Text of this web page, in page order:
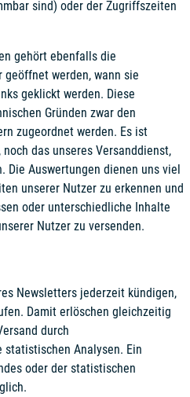
sind) oder der Zugriffszeiten
gehört ebenfalls die
werden, wann sie
geklickt werden. Diese
Gründen zwar den
zugeordnet werden. Es ist
das unseres Versanddienst,
Die Auswertungen dienen uns viel
unserer Nutzer zu erkennen und
oder unterschiedliche Inhalte
Nutzer zu versenden.
Newsletters jederzeit kündigen,
Damit erlöschen gleichzeitig
durch
statistischen Analysen. Ein
oder der statistischen